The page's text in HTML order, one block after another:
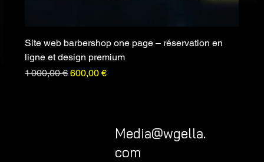
Site web barbershop one page – réservation en
ligne et design premium
Prix original
1 000,00 €Prix promotionnel
600,00 €
Media@wgella.
com